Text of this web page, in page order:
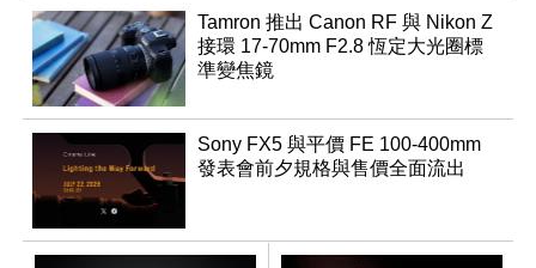
Tamron 推出 Canon RF 與 Nikon Z
接環 17-70mm F2.8 恆定大光圈標
準變焦鏡
Sony FX5 與平價 FE 100-400mm
發表會前夕規格與售價全面流出